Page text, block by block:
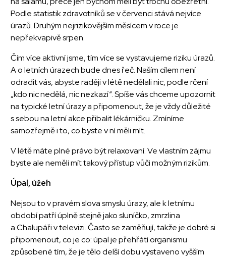
Podle statistik zdravotníků se v červenci stává nejvíce
úrazů. Druhým nejrizikovějším měsícem v roce je
nepřekvapivě srpen.
Čím více aktivní jsme, tím více se vystavujeme riziku úrazů.
A o letních úrazech bude dnes řeč. Naším cílem není
odradit vás, abyste raději v létě nedělali nic, podle rčení
„kdo nic nedělá, nic nezkazí“. Spíše vás chceme upozornit
na typické letní úrazy a připomenout, že je vždy důležité
s sebou na letní akce přibalit lékárničku. Zmíníme
samozřejmě i to, co byste v ní měli mít.
V létě máte plné právo být relaxovaní. Ve vlastním zájmu
byste ale neměli mít takový přístup vůči možným rizikům.
Úpal, úžeh
Nejsou to v pravém slova smyslu úrazy, ale k letnímu
období patří úplně stejně jako sluníčko, zmrzlina
a Chalupáři v televizi. Často se zaměňují, takže je dobré si
připomenout, co je co: úpal je přehřátí organismu
způsobené tím, že je tělo delší dobu vystaveno vyšším